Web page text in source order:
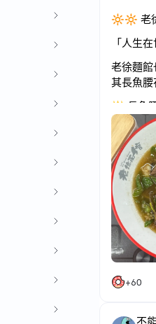
🔆🔆 老
「人生
老徐麵館
其長魚腰
🔱 長魚
長魚，
香味很
🔱 紅燒
大塊的
另外還
自己感
的。 百
來嘗試
+60